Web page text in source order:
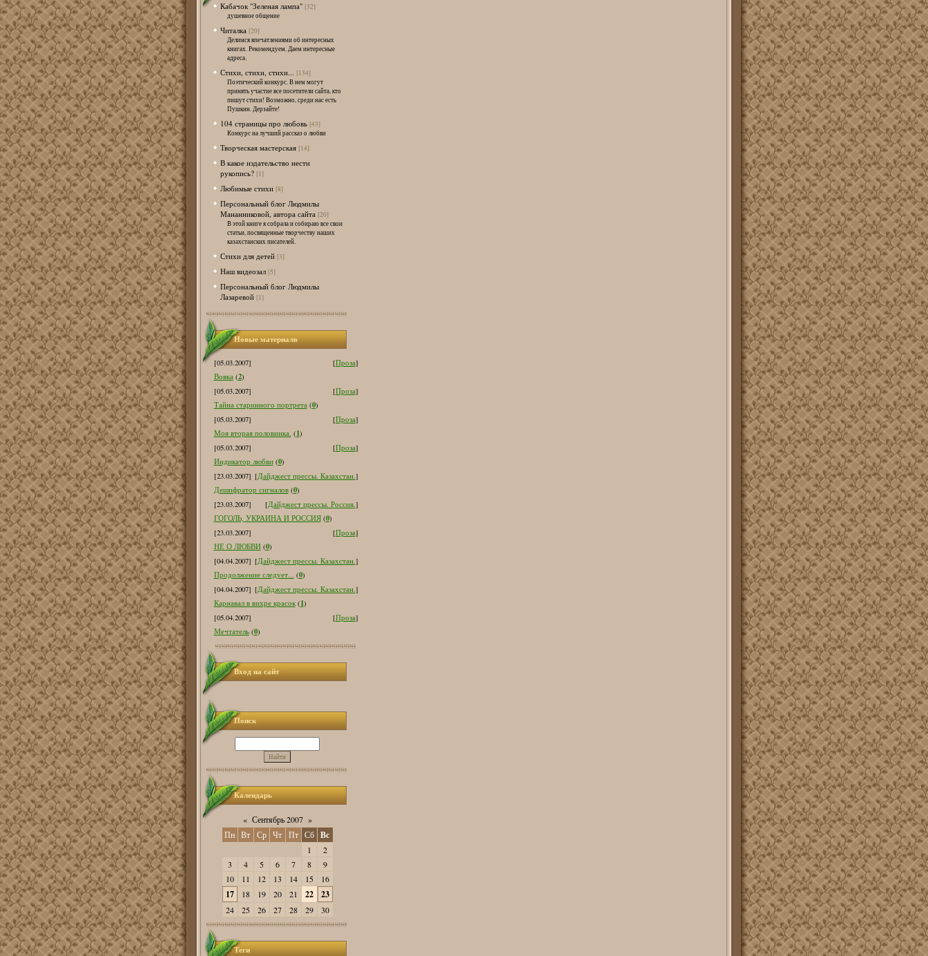
Кабачок "Зеленая лампа" [32]
душевное общение
Читалка [20]
Делимся впечатлениями об интересных
книгах. Рекомендуем. Даем интересные
адреса.
Стихи, стихи, стихи... [134]
Поэтический конкурс. В нем могут
принять участие все посетители сайта, кто
пишут стихи! Возможно, среди нас есть
Пушкин. Дерзайте!
104 страницы про любовь [43]
Конкурс на лучший рассказ о любви
Творческая мастерская [14]
В какое издательство нести
рукопись? [1]
Любимые стихи [8]
Персональный блог Людмилы
Мананниковой, автора сайта [20]
В этой книге я собрала и собираю все свои
статьи, посвященные творчеству наших
казахстанских писателей.
Стихи для детей [3]
Наш видеозал [5]
Персональный блог Людмилы
Лазаревой [1]
Новые материалв
[05.03.2007] [Проза]
Вовка (2)
[05.03.2007]
[Проза]
Тайна старинного портрета (0)
[05.03.2007]
[Проза]
Моя вторая половинка. (1)
[05.03.2007]
[Проза]
Индикатор любви (0)
[23.03.2007] [Дайджест прессы. Казахстан.]
Дешифратор сигналов (0)
[23.03.2007]
[Дайджест прессы. Россия.]
ГОГОЛЬ, УКРАИНА И РОССИЯ (0)
[23.03.2007]
[Проза]
НЕ О ЛЮБВИ (0)
[04.04.2007] [Дайджест прессы. Казахстан.]
Продолжение следует... (0)
[04.04.2007] [Дайджест прессы. Казахстан.]
Карнавал в вихре красок (1)
[05.04.2007]
[Проза]
Мечтатель (0)
Вход на сайт
Поиск
Календарь
« Сентябрь 2007 »
Пн Вт Ср Чт Пт Сб Вс
1
2
3
4 5 6 7 8
9
10
11 12 13 14 15 16
17 18 19 20 21 22 23
24 25 26 27 28 29 30
Теги